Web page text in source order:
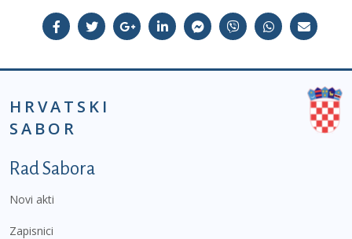
HRVATSKI
SABOR
Podnožje prvi izbornik
Rad Sabora
Novi akti
Zapisnici